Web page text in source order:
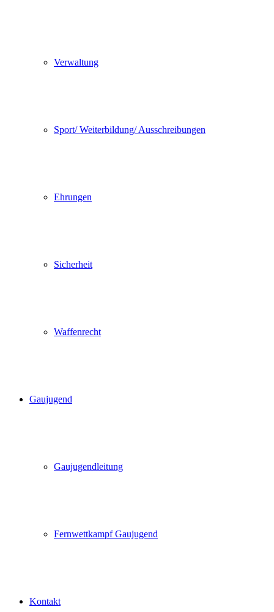
Verwaltung
Sport/ Weiterbildung/ Ausschreibungen
Ehrungen
Sicherheit
Waffenrecht
Gaujugend
Gaujugendleitung
Fernwettkampf Gaujugend
Kontakt